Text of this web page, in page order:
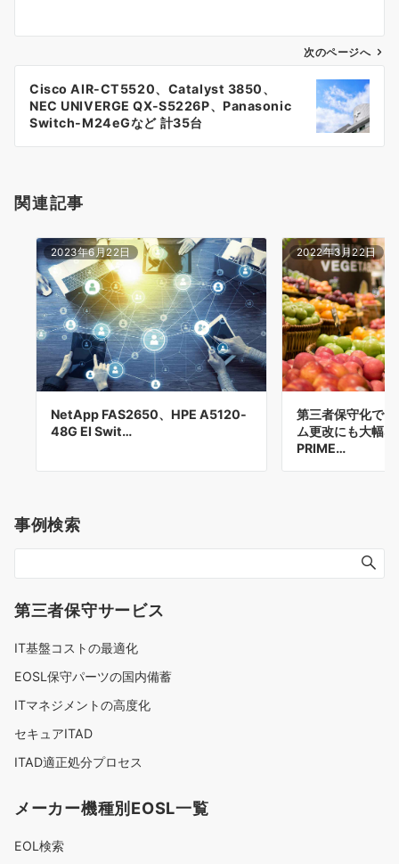
ゲ
ー
シ
ン
次のページへ
Cisco AIR-CT5520、Catalyst 3850、
NEC UNIVERGE QX-S5226P、Panasonic
Switch-M24eGなど 計35台
関連記事
2023年6月22日
NetApp FAS2650、HPE A5120-
48G EI Swit…
2022年3月22日
第三者保守化で
ム更改にも大幅
PRIME…
事例検索
第三者保守サービス
IT基盤コストの最適化
EOSL保守パーツの国内備蓄
ITマネジメントの高度化
セキュアITAD
ITAD適正処分プロセス
メーカー機種別EOSL一覧
EOL検索